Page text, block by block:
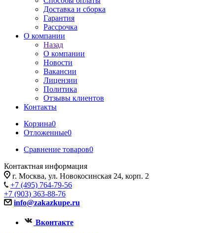
Доставка и сборка
Гарантия
Рассрочка
О компании
Назад
О компании
Новости
Вакансии
Лицензии
Политика
Отзывы клиентов
Контакты
Корзина0
Отложенные0
Сравнение товаров0
Контактная информация
г. Москва, ул. Новокосинская 24, корп. 2
+7 (495) 764-79-56
+7 (903) 363-88-76
info@zakazkupe.ru
Вконтакте